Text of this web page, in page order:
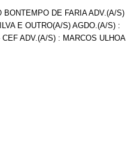
BONTEMPO DE FARIA ADV.(A/S)
E OUTRO(A/S) AGDO.(A/S) :
ADV.(A/S) : MARCOS ULHOA